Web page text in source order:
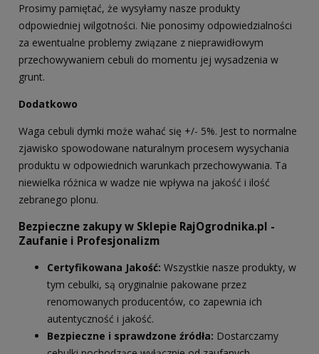
Prosimy pamiętać, że wysyłamy nasze produkty
odpowiedniej wilgotności. Nie ponosimy odpowiedzialności
za ewentualne problemy związane z nieprawidłowym
przechowywaniem cebuli do momentu jej wysadzenia w
grunt.
Dodatkowo
Waga cebuli dymki może wahać się +/- 5%. Jest to normalne
zjawisko spowodowane naturalnym procesem wysychania
produktu w odpowiednich warunkach przechowywania. Ta
niewielka różnica w wadze nie wpływa na jakość i ilość
zebranego plonu.
Bezpieczne zakupy w Sklepie RajOgrodnika.pl -
Zaufanie i Profesjonalizm
Certyfikowana Jakość: Wszystkie nasze produkty, w
tym cebulki, są oryginalnie pakowane przez
renomowanych producentów, co zapewnia ich
autentyczność i jakość.
Bezpieczne i sprawdzone źródła: Dostarczamy